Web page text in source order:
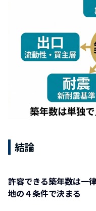
結論
許容できる築年数は一
地の４条件で決まる